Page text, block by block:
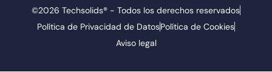
©2026 Techsolids® - Todos los derechos reservados
Política de Privacidad de DatosPolítica de Cookies
Aviso legal